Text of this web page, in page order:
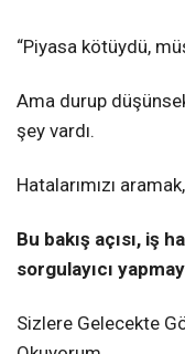
“Piyasa kötüydü,
Ama durup
şey vardı.
Hatalarımızı
Bu bakış açısı, iş
sorgulayıcı
Sizlere Gelecekte